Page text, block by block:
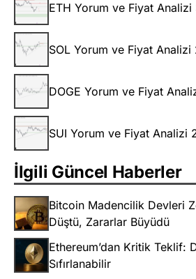
ETH Yorum ve Fiyat
SOL Yorum ve Fiyat
DOGE Yorum ve Fiyat
SUI Yorum ve Fiyat Analizi
İlgili Güncel Haberler
Bitcoin Madencilik Devleri
Düştü, Zararlar Büyüdü
Ethereum’dan Kritik Teklif:
Sıfırlanabilir